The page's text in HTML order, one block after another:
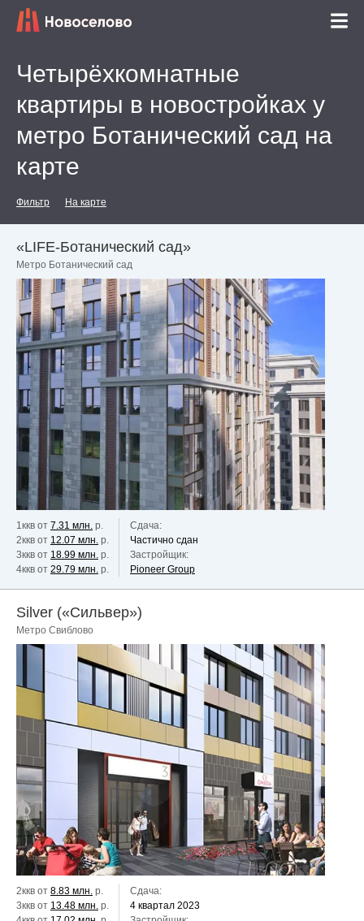
Четырёхкомнатные
квартиры в новостройках у
метро Ботанический сад на
карте
Фильтр На карте
«LIFE-Ботанический cад»
Метро Ботанический сад
1ккв от 7.31 млн. р.
2ккв от 12.07 млн. р.
3ккв от 18.99 млн. р.
4ккв от 29.79 млн. р.
Сдача:
Частично сдан
Застройщик:
Pioneer Group
Silver («Сильвер»)
Метро Свиблово
2ккв от 8.83 млн. р.
3ккв от 13.48 млн. р.
Сдача:
4 квартал 2023